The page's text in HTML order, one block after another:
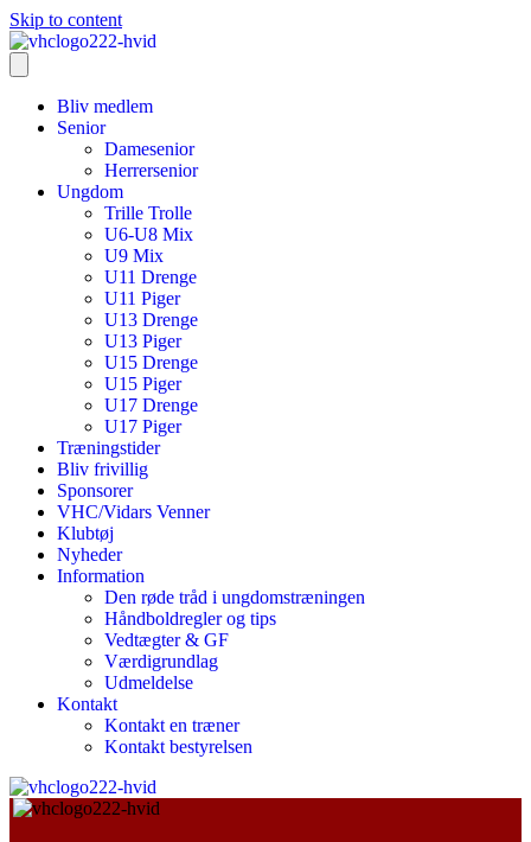
Skip to content
Bliv medlem
Senior
Damesenior
Herrersenior
Ungdom
Trille Trolle
U6-U8 Mix
U9 Mix
U11 Drenge
U11 Piger
U13 Drenge
U13 Piger
U15 Drenge
U15 Piger
U17 Drenge
U17 Piger
Træningstider
Bliv frivillig
Sponsorer
VHC/Vidars Venner
Klubtøj
Nyheder
Information
Den røde tråd i ungdomstræningen
Håndboldregler og tips
Vedtægter & GF
Værdigrundlag
Udmeldelse
Kontakt
Kontakt en træner
Kontakt bestyrelsen